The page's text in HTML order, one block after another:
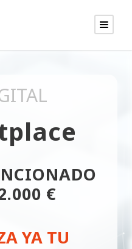
€
YA TU